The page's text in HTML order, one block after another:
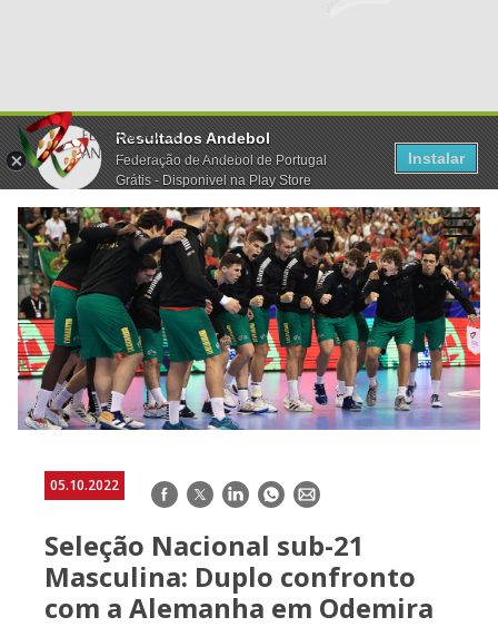
Resultados Andebol
Federação de Andebol de Portugal
Grátis - Disponivel na Play Store
Instalar
05.10.2022 Facebook
TwitterLinkedInWhatsApp
E-
Seleção Nacional sub-21
Masculina: Duplo confronto
com a Alemanha em Odemira